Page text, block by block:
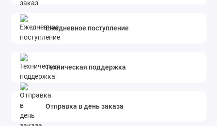
Ежедневное поступление
Техническая поддержка
Отправка в день заказа